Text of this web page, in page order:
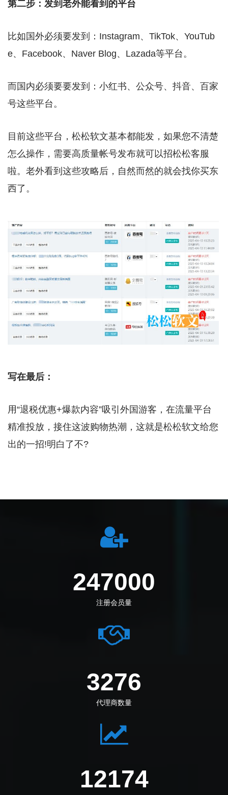
第二步：发到老外能看到的平台
比如国外必须要发到：Instagram、TikTok、YouTub
e、Facebook、Naver Blog、Lazada等平台。
而国内必须要要发到：小红书、公众号、抖音、百家
号这些平台。
目前这些平台，松松软文基本都能发，如果您不清楚
怎么操作，需要高质量帐号发布就可以招松松客服
啦。老外看到这些攻略后，自然而然的就会找你买东
西了。
写在最后：
用“退税优惠+爆款内容”吸引外国游客，在流量平台
精准投放，接住这波购物热潮，这就是松松软文给您
出的一招!明白了不?
274444
注册会员量
3661
代理商数量
13606